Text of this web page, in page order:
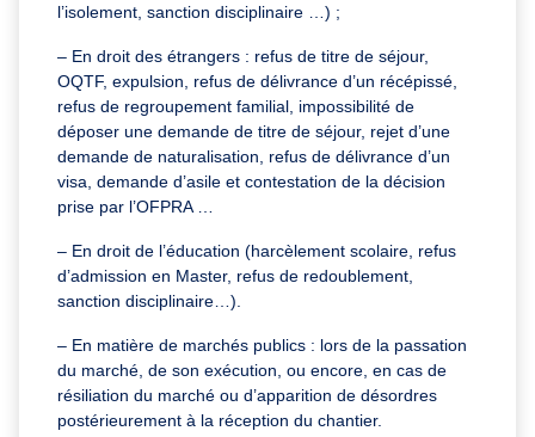
l’isolement, sanction disciplinaire …) ;
– En droit des étrangers : refus de titre de séjour,
OQTF, expulsion, refus de délivrance d’un récépissé,
refus de regroupement familial, impossibilité de
déposer une demande de titre de séjour, rejet d’une
demande de naturalisation, refus de délivrance d’un
visa, demande d’asile et contestation de la décision
prise par l’OFPRA …
– En droit de l’éducation (harcèlement scolaire, refus
d’admission en Master, refus de redoublement,
sanction disciplinaire…).
– En matière de marchés publics : lors de la passation
du marché, de son exécution, ou encore, en cas de
résiliation du marché ou d’apparition de désordres
postérieurement à la réception du chantier.